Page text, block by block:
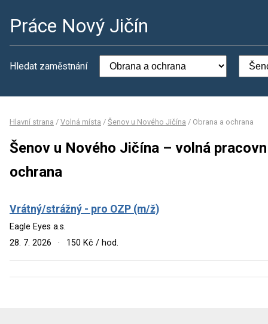
Práce Nový Jičín
Hledat zaměstnání
Hlavní strana / Volná místa / Šenov u Nového Jičína / Obrana a ochrana
Šenov u Nového Jičína – volná
ochrana
Vrátný/strážný - pro OZP (m/ž)
Eagle Eyes a.s.
28. 7. 2026
· 150 Kč / hod.